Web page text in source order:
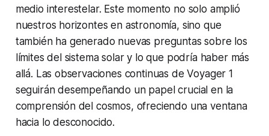
medio interestelar. Este momento no solo amplió
nuestros horizontes en astronomía, sino que
también ha generado nuevas preguntas sobre los
límites del sistema solar y lo que podría haber más
allá. Las observaciones continuas de Voyager 1
seguirán desempeñando un papel crucial en la
comprensión del cosmos, ofreciendo una ventana
hacia lo desconocido.